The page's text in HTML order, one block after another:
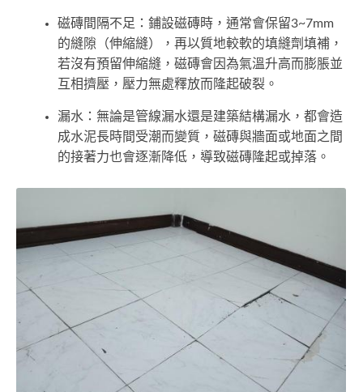
磁磚間隔不足：鋪設磁磚時，通常會保留3~7mm
的縫隙（伸縮縫），再以質地較軟的填縫劑填補，
若沒有預留伸縮縫，磁磚會因為氣溫升高而膨脹並
互相擠壓，壓力無處釋放而隆起破裂。
漏水：無論是管線漏水還是建築結構漏水，都會造
成水泥長時間受潮而變質，磁磚與牆面或地面之間
的接著力也會逐漸降低，導致磁磚隆起或掉落。